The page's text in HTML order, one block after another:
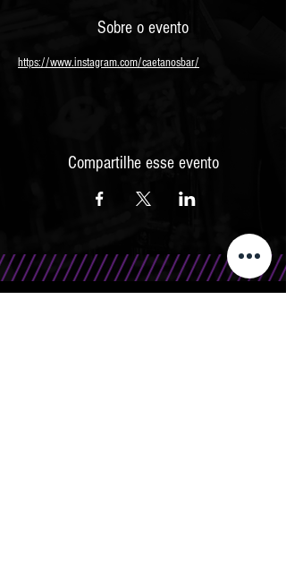
Sobre o evento
https://www.instagram.com/caetanosbar/
Compartilhe esse evento